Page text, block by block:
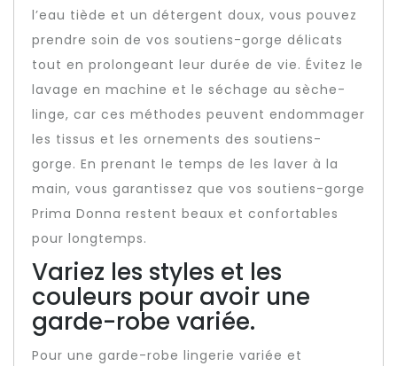
l’eau tiède et un détergent doux, vous pouvez
prendre soin de vos soutiens-gorge délicats
tout en prolongeant leur durée de vie. Évitez le
lavage en machine et le séchage au sèche-
linge, car ces méthodes peuvent endommager
les tissus et les ornements des soutiens-
gorge. En prenant le temps de les laver à la
main, vous garantissez que vos soutiens-gorge
Prima Donna restent beaux et confortables
pour longtemps.
Variez les styles et les
couleurs pour avoir une
garde-robe variée.
Pour une garde-robe lingerie variée et